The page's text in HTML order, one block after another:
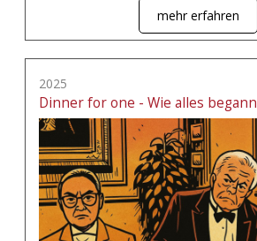
mehr erfahren
2025
Dinner for one - Wie alles begann